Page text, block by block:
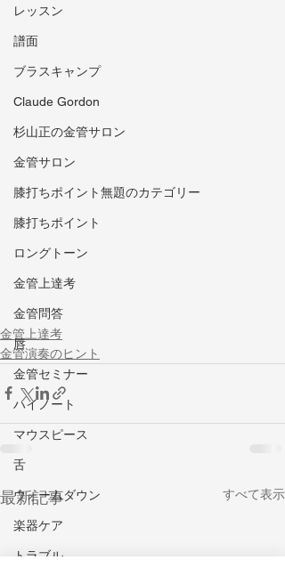
レッスン
譜面
ブラスキャンプ
Claude Gordon
杉山正の金管サロン
金管サロン
膝打ちポイント無題のカテゴリー
膝打ちポイント
ロングトーン
金管上達考
金管問答
唇
金管セミナー
ハイノート
マウスピース
舌
ウォームダウン
楽器ケア
トラブル
金管上達考
金管演奏のヒント
最新記事 すべて表示